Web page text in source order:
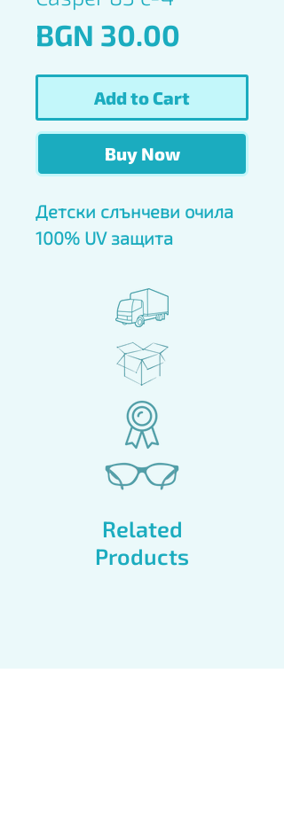
BGN 30.00
Add to Cart
Buy Now
Детски слънчеви очила
100% UV защита
Related
Products